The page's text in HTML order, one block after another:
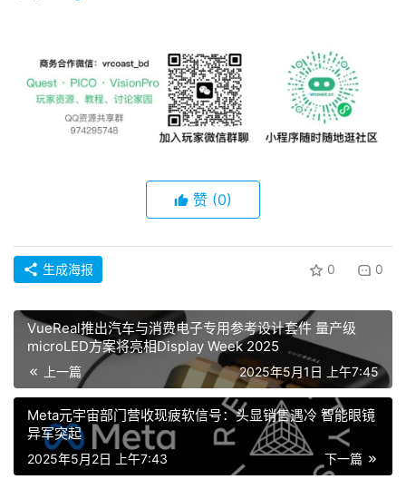
下
区
赞 (0)
生成海报 0 0
​​VueReal推出汽车与消费电子专用参考设计套件 量产级
microLED方案将亮相Display Week 2025​
上一篇 2025年5月1日 上午7:45
Meta元宇宙部门营收现疲软信号：头显销售遇冷 智能眼镜
异军突起
下一篇
2025年5月2日 上午7:43